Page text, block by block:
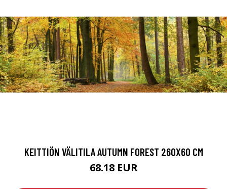
KEITTIÖN VÄLITILA AUTUMN FOREST 260X60 CM
68.18 EUR